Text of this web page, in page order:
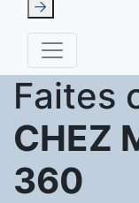
Faites
CHEZ
360